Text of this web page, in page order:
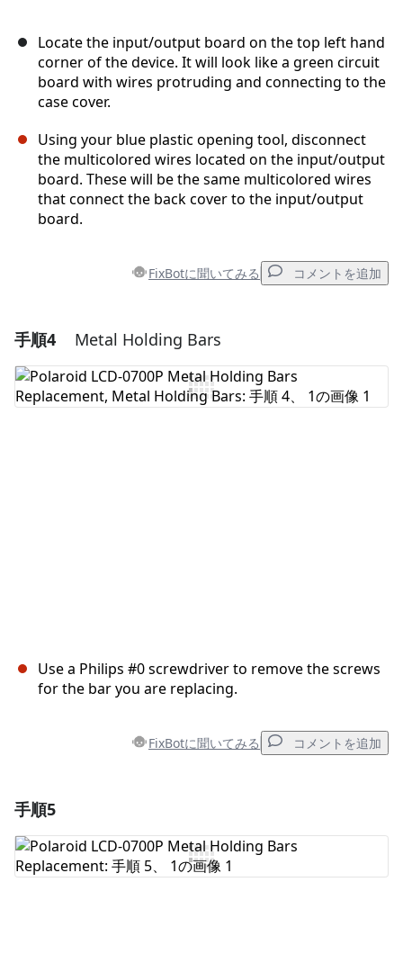
Locate the input/output board on the top left hand
corner of the device. It will look like a green circuit
board with wires protruding and connecting to the
case cover.
Using your blue plastic opening tool, disconnect
the multicolored wires located on the input/output
board. These will be the same multicolored wires
that connect the back cover to the input/output
board.
FixBotに聞いてみる コメントを追加
コメントを追加
コメントを追加
手順4 Metal Holding Bars
Use a Philips #0 screwdriver to remove the screws
for the bar you are replacing.
FixBotに聞いてみる コメントを追加
コメントを追加
手順5